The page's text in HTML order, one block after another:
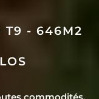
T9 - 646M2